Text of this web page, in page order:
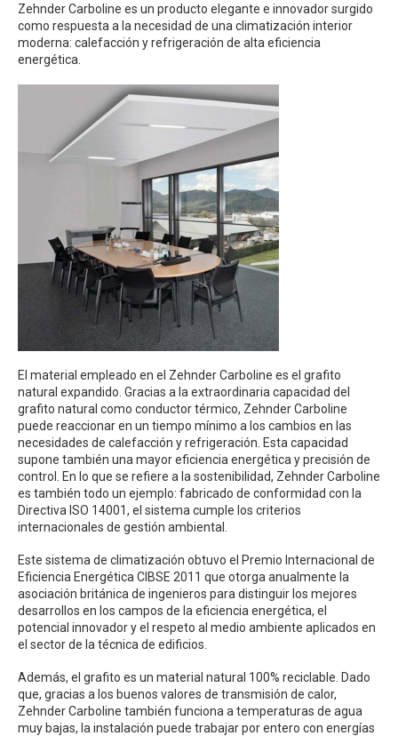
Zehnder Carboline es un producto elegante e innovador surgido
como respuesta a la necesidad de una climatización interior
moderna: calefacción y refrigeración de alta eficiencia
energética.
El material empleado en el Zehnder Carboline es el grafito
natural expandido. Gracias a la extraordinaria capacidad del
grafito natural como conductor térmico, Zehnder Carboline
puede reaccionar en un tiempo mínimo a los cambios en las
necesidades de calefacción y refrigeración. Esta capacidad
supone también una mayor eficiencia energética y precisión de
control. En lo que se refiere a la sostenibilidad, Zehnder Carboline
es también todo un ejemplo: fabricado de conformidad con la
Directiva ISO 14001, el sistema cumple los criterios
internacionales de gestión ambiental.
Este sistema de climatización obtuvo el Premio Internacional de
Eficiencia Energética CIBSE 2011 que otorga anualmente la
asociación británica de ingenieros para distinguir los mejores
desarrollos en los campos de la eficiencia energética, el
potencial innovador y el respeto al medio ambiente aplicados en
el sector de la técnica de edificios.
Además, el grafito es un material natural 100% reciclable. Dado
que, gracias a los buenos valores de transmisión de calor,
Zehnder Carboline también funciona a temperaturas de agua
muy bajas, la instalación puede trabajar por entero con energías